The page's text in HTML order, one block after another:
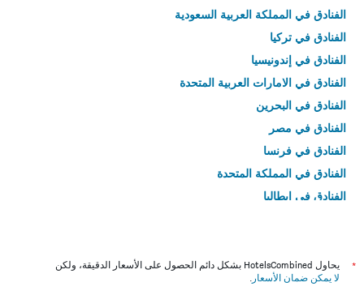
الفنادق في المملكة العربية السعودية
الفنادق في تركيا
الفنادق في إندونيسيا
الفنادق في الامارات العربية المتحدة
الفنادق في البحرين
الفنادق في مصر
الفنادق في فرنسا
الفنادق في المملكة المتحدة
الفنادق في إيطاليا
*
يحاول HotelsCombined بشكل دائم الحصول على الأسعار الدقيقة، ولكن
لا يمكن ضمان الأسعار .